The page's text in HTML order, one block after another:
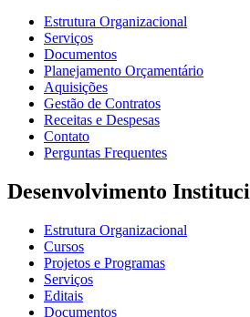
Estrutura Organizacional
Serviços
Documentos
Planejamento Orçamentário
Aquisições
Gestão de Contratos
Receitas e Despesas
Contato
Perguntas Frequentes
Desenvolvimento
Estrutura Organizacional
Cursos
Projetos e Programas
Serviços
Editais
Documentos